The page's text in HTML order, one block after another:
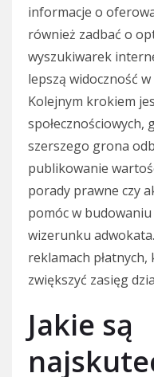
informacje o
również zadbać o
wyszukiwarek
lepszą widoczność
Kolejnym krokiem
społecznościowych,
szerszego grona
publikowanie
porady prawne czy
pomóc w
wizerunku
reklamach
zwiększyć zasięg
Jakie są